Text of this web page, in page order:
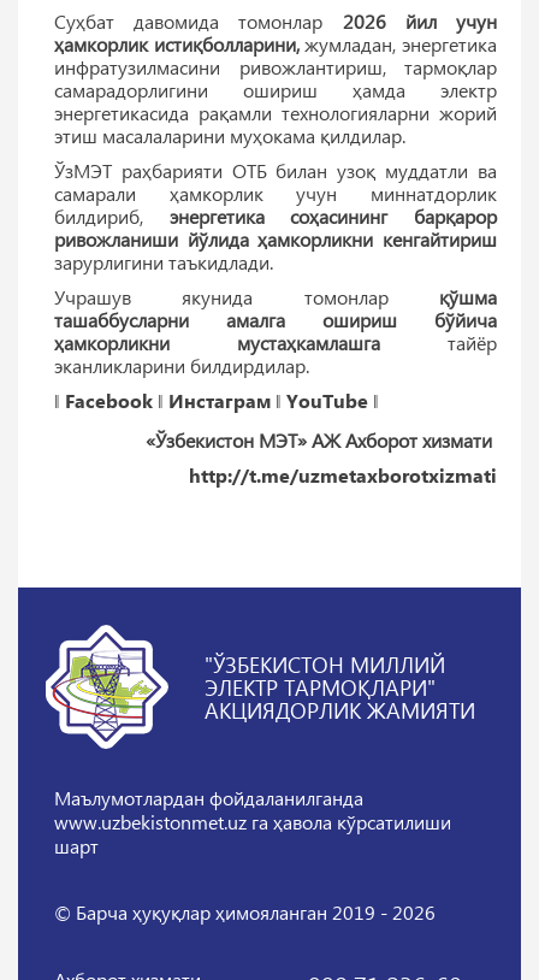
Суҳбат давомида томонлар 2026 йил учун
ҳамкорлик истиқболларини,жумладан, энергетика
инфратузилмасини ривожлантириш, тармоқлар
самарадорлигини ошириш ҳамда электр
энергетикасида рақамли технологияларни жорий
этиш масалаларини муҳокама қилдилар.
ЎзМЭТ раҳбарияти ОТБ билан узоқ муддатли ва
самарали ҳамкорлик учун миннатдорлик
билдириб, энергетика соҳасининг барқарор
ривожланиши йўлида ҳамкорликни кенгайтириш
зарурлигини таъкидлади.
Учрашув якунида томонлар қўшма
ташаббусларни амалга ошириш бўйича
ҳамкорликни мустаҳкамлашга тайёр
эканликларини билдирдилар.
‖ Facebook ‖ Инстаграм ‖ YouTube ‖
«Ўзбекистон МЭТ» АЖ Ахборот хизмати
http://t.me/uzmetaxborotxizmati
"ЎЗБЕКИСТОН МИЛЛИЙ
ЭЛЕКТР ТАРМОҚЛАРИ"
АКЦИЯДОРЛИК ЖАМИЯТИ
Маълумотлардан фойдаланилганда
www.uzbekistonmet.uz га ҳавола кўрсатилиши
шарт
© Барча ҳуқуқлар ҳимояланган 2019 - 2026